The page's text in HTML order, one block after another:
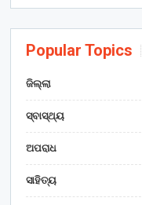
Popular Topics
ଜିଲ୍ଲା
ସ୍ବାସ୍ଥ୍ୟ
ଅପରାଧ
ସାହିତ୍ୟ